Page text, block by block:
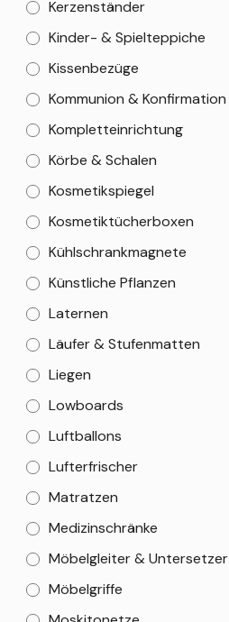
Kerzenständer
Kinder- & Spielteppiche
Kissenbezüge
Kommunion & Konfirmation
Kompletteinrichtung
Körbe & Schalen
Kosmetikspiegel
Kosmetiktücherboxen
Kühlschrankmagnete
Künstliche Pflanzen
Laternen
Läufer & Stufenmatten
Liegen
Lowboards
Luftballons
Lufterfrischer
Matratzen
Medizinschränke
Möbelgleiter & Untersetzer
Möbelgriffe